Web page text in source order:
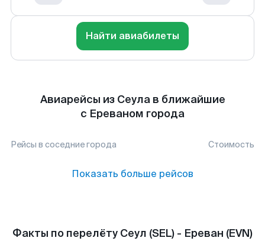
Найти авиабилеты
Авиарейсы из Сеула в ближайшие
с Ереваном города
Рейсы в соседние города Стоимость
Показать больше рейсов
Факты по перелёту Сеул (SEL) - Ереван (EVN)